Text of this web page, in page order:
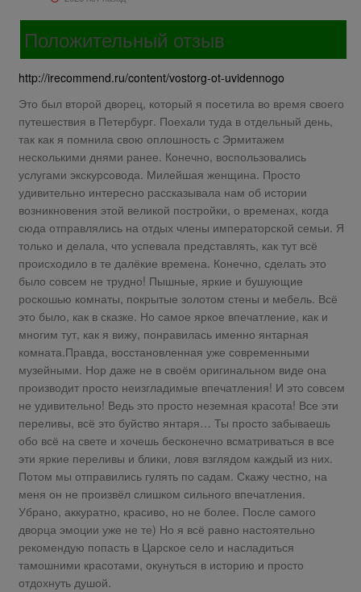
Положительный отзыв
http://irecommend.ru/content/vostorg-ot-uvidennogo
Это был второй дворец, который я посетила во время своего
путешествия в Петербург. Поехали туда в отдельный день,
так как я помнила свою оплошность с Эрмитажем
несколькими днями ранее. Конечно, воспользовались
услугами экскурсовода. Милейшая женщина. Просто
удивительно интересно рассказывала нам об истории
возникновения этой великой постройки, о временах, когда
сюда отправлялись на отдых члены императорской семьи. Я
только и делала, что успевала представлять, как тут всё
происходило в те далёкие времена. Конечно, сделать это
было совсем не трудно! Пышные, яркие и бушующие
роскошью комнаты, покрытые золотом стены и мебель. Всё
это было, как в сказке. Но самое яркое впечатление, как и
многим тут, как я вижу, понравилась именно янтарная
комната.Правда, восстановленная уже современными
музейными. Нор даже не в своём оригинальном виде она
производит просто неизгладимые впечатления! И это совсем
не удивительно! Ведь это просто неземная красота! Все эти
переливы, всё это буйство янтаря… Ты просто забываешь
обо всё на свете и хочешь бесконечно всматриваться в все
эти яркие переливы и блики, ловя взглядом каждый из них.
Потом мы отправились гулять по садам. Скажу честно, на
меня он не произвёл слишком сильного впечатления.
Убрано, аккуратно, красиво, но не более. После самого
дворца эмоции уже не те) Но я всё равно настоятельно
рекомендую попасть в Царское село и насладиться
тамошними красотами, окунуться в историю и просто
отдохнуть душой.